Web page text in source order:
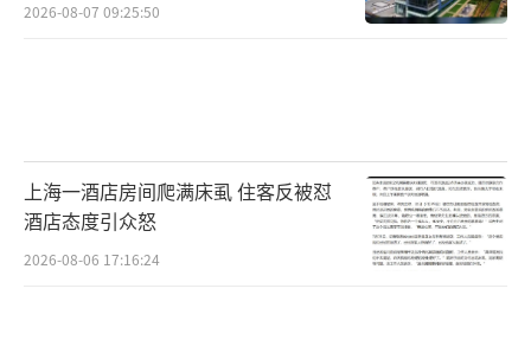
2026-08-07 09:25:50
上海一酒店房间爬满床虱 住客反被怼
酒店态度引众怒
2026-08-06 17:16:24